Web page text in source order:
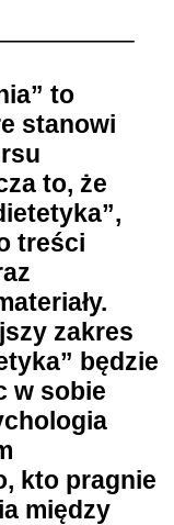
to
stanowi
to, że
treści
zakres
będzie
w sobie
kto pragnie
między